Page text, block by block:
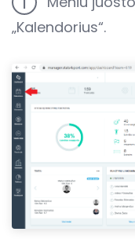
„Kalendorius“.